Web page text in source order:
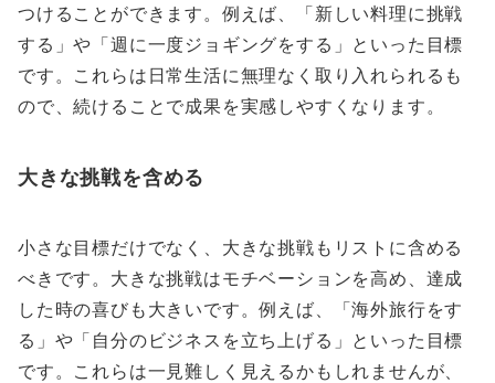
つけることができます。例えば、「新しい料理に挑戦
する」や「週に一度ジョギングをする」といった目標
です。これらは日常生活に無理なく取り入れられるも
ので、続けることで成果を実感しやすくなります。
大きな挑戦を含める
小さな目標だけでなく、大きな挑戦もリストに含める
べきです。大きな挑戦はモチベーションを高め、達成
した時の喜びも大きいです。例えば、「海外旅行をす
る」や「自分のビジネスを立ち上げる」といった目標
です。これらは一見難しく見えるかもしれませんが、